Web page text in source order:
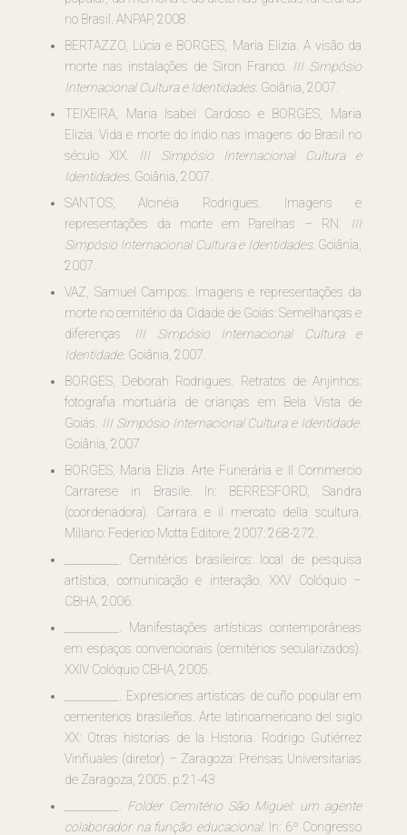
no Brasil. ANPAP, 2008.
BERTAZZO, Lúcia e BORGES, Maria Elizia. A visão da
morte nas instalações de Siron Franco.
III Simpósio
Internacional Cultura e Identidades. Goiânia, 2007.
TEIXEIRA, Maria Isabel Cardoso e BORGES, Maria
Elizia. Vida e morte do índio nas imagens do Brasil no
século XIX.
III Simpósio Internacional Cultura e
Identidades. Goiânia, 2007.
SANTOS, Alcinéia Rodrigues. Imagens e
representações da morte em Parelhas – RN.
III
Simpósio Internacional Cultura e Identidades. Goiânia,
2007.
VAZ, Samuel Campos. Imagens e representações da
morte no cemitério da Cidade de Goiás: Semelhanças e
diferenças. III Simpósio Internacional Cultura e
Identidade. Goiânia, 2007.
BORGES, Deborah Rodrigues. Retratos de Anjinhos:
fotografia mortuária de crianças em Bela Vista de
Goiás.
III Simpósio Internacional Cultura e Identidade.
Goiânia, 2007.
BORGES, Maria Elizia. Arte Funerária e Il Commercio
Carrarese in Brasile. In: BERRESFORD, Sandra
(coordenadora). Carrara e il mercato della scultura.
Millano: Federico Motta Editore, 2007: 268-272.
__________. Cemitérios brasileiros: local de pesquisa
artística, comunicação e interação. XXV Colóquio –
CBHA, 2006.
__________. Manifestações artísticas contemporâneas
em espaços convencionais (cemitérios secularizados).
XXIV Colóquio CBHA, 2005.
__________. Expresiones artisticas de cuño popular em
cementerios brasileños. Arte latinoamericano del siglo
XX: Otras historias de la Historia. Rodrigo Gutiérrez
Vinñuales (diretor) – Zaragoza: Prensas Universitarias
de Zaragoza, 2005. p.21-43
Folder Cemitério São Miguel: um agente
colaborador na função educacional. In: 6º Congresso